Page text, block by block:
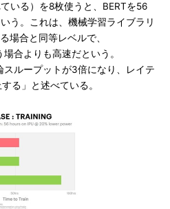
いる）を8枚使うと、BERTを56
う。これは、機械学習ライブラリ
場合と同等レベルで、
合よりも高速だという。
ループットが3倍になり、レイテ
る」と述べている。